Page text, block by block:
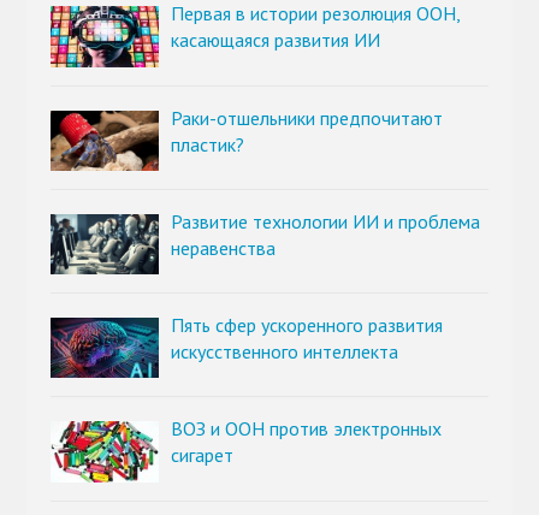
Первая в истории резолюция ООН,
касающаяся развития ИИ
Раки-отшельники предпочитают
пластик?
Развитие технологии ИИ и проблема
неравенства
Пять сфер ускоренного развития
искусственного интеллекта
ВОЗ и ООН против электронных
сигарет